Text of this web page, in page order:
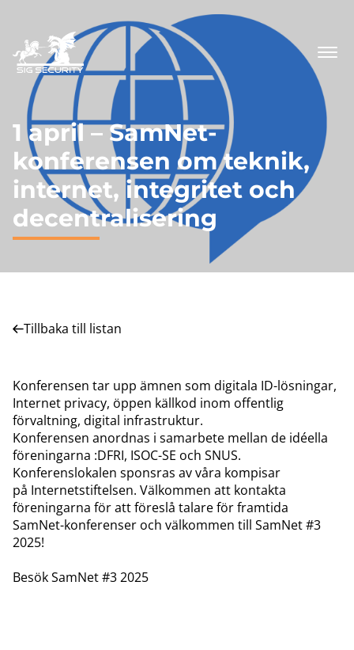
1 april – SamNet-
konferensen om teknik,
internet, integritet och
decentralisering
Tillbaka till listan
Konferensen tar upp ämnen som digitala ID-lösningar,
Internet privacy, öppen källkod inom offentlig
förvaltning, digital infrastruktur.
Konferensen anordnas i samarbete mellan de idéella
föreningarna :DFRI, ISOC-SE och SNUS.
Konferenslokalen sponsras av våra kompisar
på Internetstiftelsen. Välkommen att kontakta
föreningarna för att föreslå talare för framtida
SamNet-konferenser och välkommen till SamNet #3
2025!
Besök SamNet #3 2025